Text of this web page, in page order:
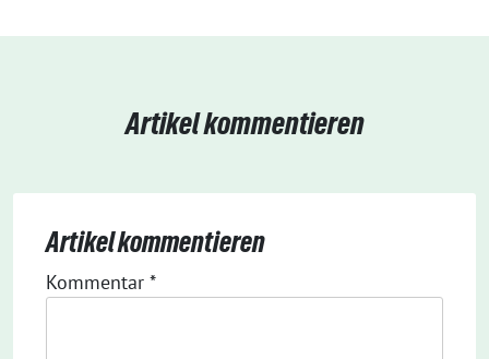
Artikel kommentieren
Artikel kommentieren
Kommentar *